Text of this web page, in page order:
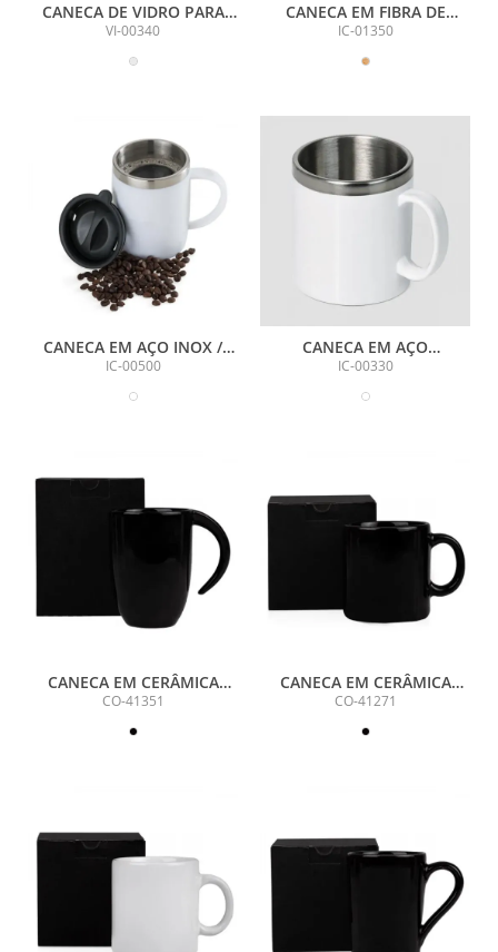
CANECA DE VIDRO PARA
CHOPP / CERVEJA - 340 ML
VI-00340
CANECA EM FIBRA DE
BAMBU - 350 ML
IC-01350
CANECA EM AÇO INOX /
POLIESTIRENO - 400 ML
IC-00500
CANECA EM AÇO
INOX/POLIESTIRENO - 300
IC-00330
CANECA EM CERÂMICA
PRETA - 350ML
CO-41351
CANECA EM CERÂMICA
PRETA - 270ML
CO-41271